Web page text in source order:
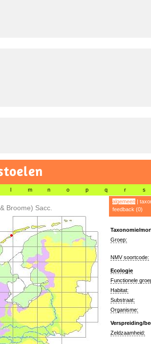
l m n o p q r s
Broome) Sacc.
algemeen|
feedback (0)
Taxonomie/
Groep:
NMV soortcode:
Ecologie
Functionele
Habitat:
Substraat:
Organisme:
Verspreiding/
Zeldzaamheid: